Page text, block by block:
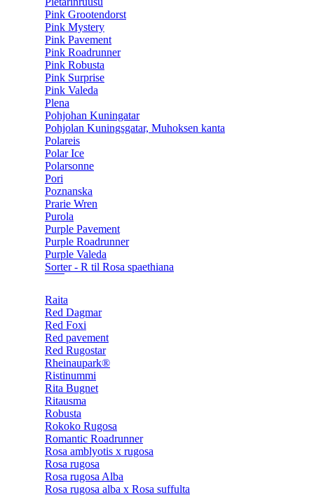
Pink Grootendorst
Pink Mystery
Pink Pavement
Pink Roadrunner
Pink Robusta
Pink Surprise
Pink Valeda
Plena
Pohjohan Kuningatar
Pohjolan Kuningsgatar, Muhoksen kanta
Polareis
Polar Ice
Polarsonne
Pori
Poznanska
Prarie Wren
Purola
Purple Pavement
Purple Roadrunner
Purple Valeda
Sorter - R til Rosa spaethiana
Raita
Red Dagmar
Red Foxi
Red pavement
Red Rugostar
Rheinaupark®
Ristinummi
Rita Bugnet
Ritausma
Robusta
Rokoko Rugosa
Romantic Roadrunner
Rosa amblyotis x rugosa
Rosa rugosa
Rosa rugosa Alba
Rosa rugosa alba x Rosa suffulta